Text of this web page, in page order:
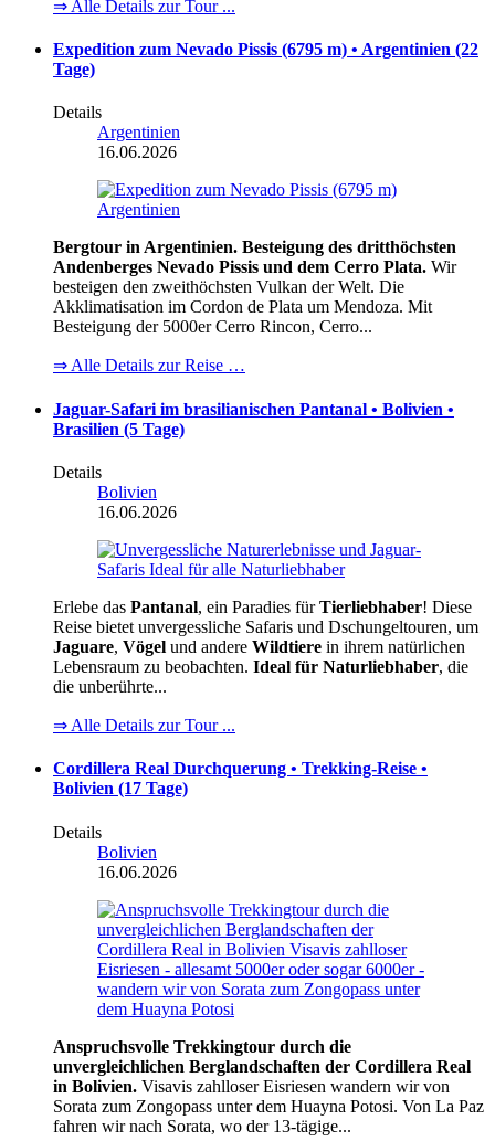
⇒ Alle Details zur Tour ...
Expedition zum Nevado Pissis (6795 m) • Argentinien (22
Tage)
Details
Argentinien
16.06.2026
Bergtour in Argentinien. Besteigung des dritthöchsten
Andenberges Nevado Pissis und dem Cerro Plata. Wir
besteigen den zweithöchsten Vulkan der Welt. Die
Akklimatisation im Cordon de Plata um Mendoza. Mit
Besteigung der 5000er Cerro Rincon, Cerro...
⇒ Alle Details zur Reise …
Jaguar-Safari im brasilianischen Pantanal • Bolivien •
Brasilien (5 Tage)
Details
Bolivien
16.06.2026
Erlebe das Pantanal, ein Paradies fürTierliebhaber! Diese
Reise bietet unvergessliche Safaris und Dschungeltouren, um
Jaguare, Vögel und andere Wildtiere in ihrem natürlichen
Lebensraum zu beobachten. Ideal für Naturliebhaber, die
die unberührte...
⇒ Alle Details zur Tour ...
Cordillera Real Durchquerung • Trekking-Reise •
Bolivien (17 Tage)
Details
Bolivien
16.06.2026
Anspruchsvolle Trekkingtour durch die
unvergleichlichen Berglandschaften der Cordillera Real
in Bolivien. Visavis zahlloser Eisriesen wandern wir von
Sorata zum Zongopass unter dem Huayna Potosi. Von La Paz
fahren wir nach Sorata, wo der 13-tägige...